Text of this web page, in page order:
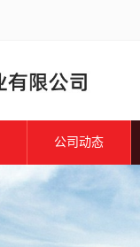
公司动态